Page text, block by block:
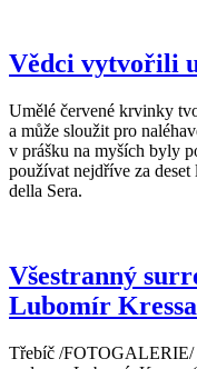
Vědci vytvořili
Umělé červené krvinky
a může sloužit pro
v prášku na myších byly
používat nejdříve za
della Sera.
Všestranný
Lubomír
Třebíč /FOTOGALERIE/